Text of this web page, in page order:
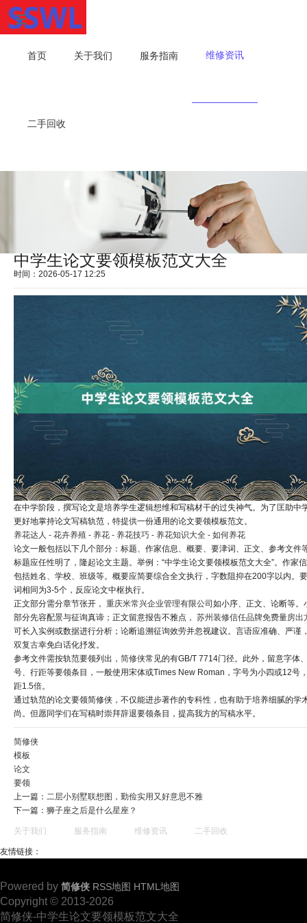
首页 关于我们 服务指南 维修资讯
二手回收
中学生论文要领模板范文大全
时间：2026-05-17 12:25
在中学阶段，撰写论文是培养学生逻辑想维和写稿材干的过失神气。为了匡助中
更好地掌持论文写稿轨范，特提供一份通用的论文要领模板范文。
养花达人 - 花卉养殖 - 养花 - 养花技巧 - 养花知识大全 - 如何养花
论文一般包括以下几个部分：标题、作家信息、概要、要津词、正文、参考文件
标题应任性明了，隆起论文主题。举例：“中学生论文要领模板范文大全”。作家
包括姓名、学校、班级等。概要应简要综合全文执行，字数阻抑在200字以内。
词相同为3-5个，反应论文中枢执行。
正文部分需分章节张开， 重庆米常兴企业管理有限公司如小序、正文、论断等。
部分先容配景与征询真谛；正文留意报告不雅点， 苏州装修信任品牌免费量房出
可长入实例或数据进行分析；论断追溯征询效劳并忽视建议。言语应准确、严谨
双复古幸免白话化抒发。
参考文件需按轨范要领列出， 简修侠常见的有GB/T 7714门径。此外，留意字体
号、行距等要领条目，一般使用宋体或Times New Roman，字号为小四或12号
距1.5倍。
通过轨范的论文要领简修侠，不仅能进步著作的专科性，也有助于培养细腻的学
尚。但愿同学们在写稿时崇拜辞退要领条目，提高我方的写稿水平。
简修侠
模板
论文
要领
上一篇： 二层小别墅联想图，勤俭实用又好意思不雅
下一篇： 狮子座之后是什么星座？
关于我们 服务指南 维修资讯 二手回收
友情链接：
Powered by 简修侠 RSS地图 HTML地图
Copyright © 2013-2026
简修侠-中学生论文要领模板范文大全